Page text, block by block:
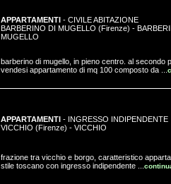
APPARTAMENTI- CIVILE ABITAZIONE
BARBERINO DI MUGELLO (Firenze) -
MUGELLO
barberino di mugello, in pieno centro. al secondo
vendesi appartamento di mq 100 composto da ...
APPARTAMENTI- INGRESSO INDIPENDENTE
VICCHIO (Firenze) - VICCHIO
frazione tra vicchio e borgo, caratteristico
stile toscano con ingresso indipendente ...